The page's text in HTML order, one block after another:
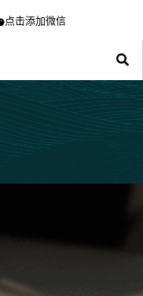
点击添加微信